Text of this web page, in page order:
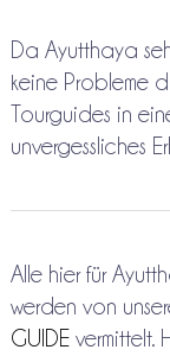
Da Ayutthaya
keine Probleme
Tourguides in
unvergessliches
Alle hier für
werden von
GUIDEvermittelt.